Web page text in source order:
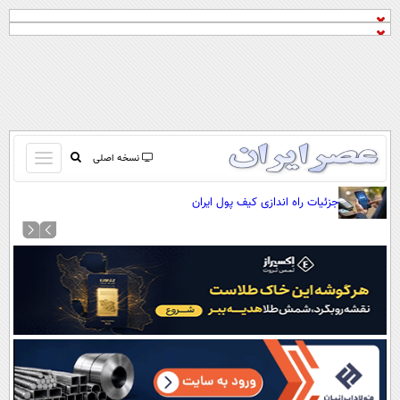
نسخه اصلی
باز
و
کردن
صفحه اول
آرشیو
نظرسنجی
آب و هوا
اوقات شرعی
سواد زندگی
جزئیات راه اندازی کیف پول ایران